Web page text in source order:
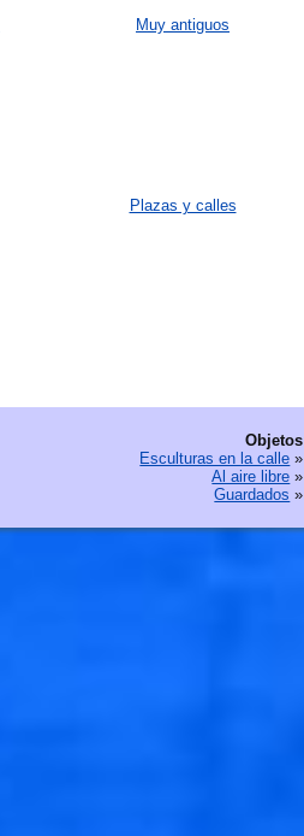
Muy antiguos
Plazas y calles
Objetos
Esculturas en la calle »
Al aire libre »
Guardados »